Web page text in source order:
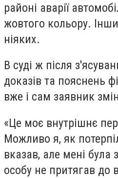
районі аварії
жовтого кольору.
ніяких.
В суді ж після
доказів та пояснень
вже і сам заявник
«Це моє внутрішнє
Можливо я, як
вказав, але мені
особу не притягав до